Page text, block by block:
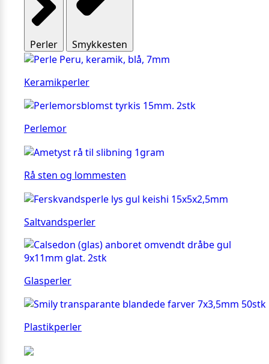
Perler Smykkesten
Keramikperler
Perlemor
Rå sten og lommesten
Saltvandsperler
Glasperler
Plastikperler